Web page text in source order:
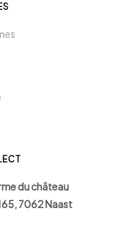
du château
7062 Naast